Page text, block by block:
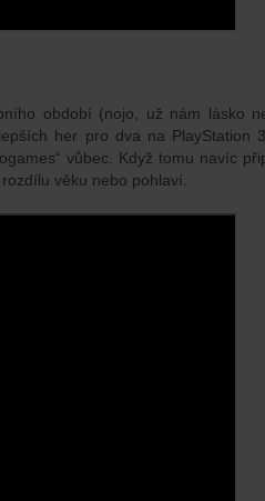
období (nojo, už nám lásko
her pro dva na PlayStation
vůbec. Když tomu navíc
věku nebo pohlaví.